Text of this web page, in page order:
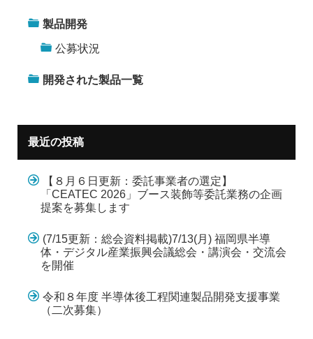
製品開発
公募状況
開発された製品一覧
最近の投稿
【８月６日更新：委託事業者の選定】
「CEATEC 2026」ブース装飾等委託業務の企画
提案を募集します
(7/15更新：総会資料掲載)7/13(月) 福岡県半導
体・デジタル産業振興会議総会・講演会・交流会
を開催
令和８年度 半導体後工程関連製品開発支援事業
（二次募集）